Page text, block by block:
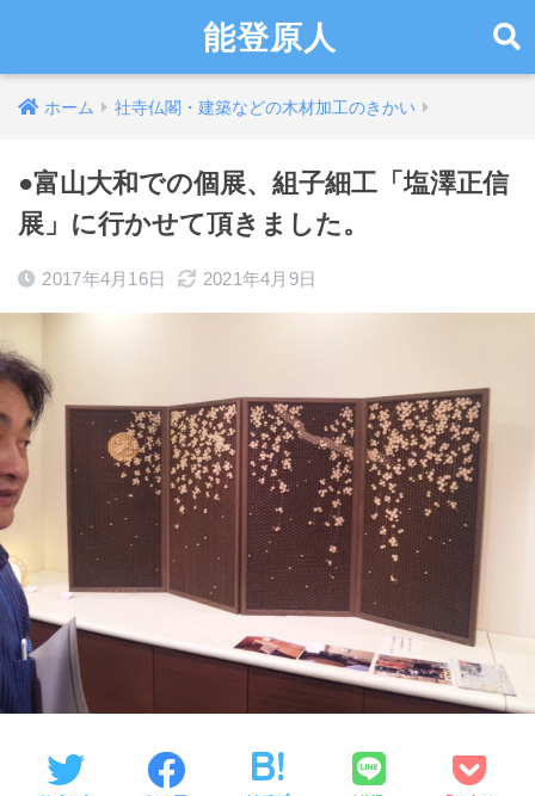
能登原人
ホーム 社寺仏閣・建築などの木材加工のきかい
●富山大和での個展、組子細工「塩澤正信
展」に行かせて頂きました。
2017年4月16日 2021年4月9日